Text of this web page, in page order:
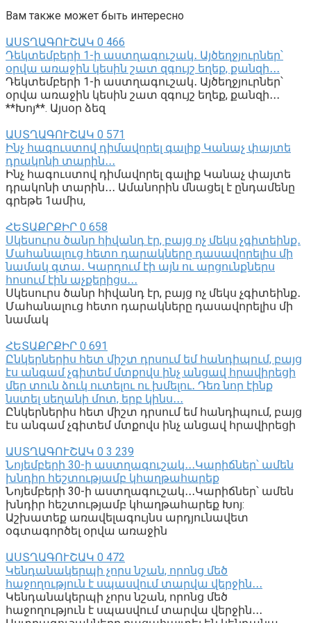
Вам также может быть интересно
ԱՍՏՂԱԳՈՒՇԱԿ 0 466
Դեկտեմբերի 1-ի աստղագուշակ․ Այծեղջյուրներ՝
օրվա առաջին կեսին շատ զգույշ եղեք, քանզի․․․
Դեկտեմբերի 1-ի աստղագուշակ․ Այծեղջյուրներ՝
օրվա առաջին կեսին շատ զգույշ եղեք, քանզի․․․
**Խոյ**. Այսօր ձեզ
ԱՍՏՂԱԳՈՒՇԱԿ 0 571
Ինչ հագուստով դիմավորել գալիք Կանաչ փայտե
դրակոնի տարին․․․
Ինչ հագուստով դիմավորել գալիք Կանաչ փայտե
դրակոնի տարին․․․ Ամանորին մնացել է ընդամենը
գրեթե 1ամիս,
ՀԵՏԱՔՐՔԻՐ 0 658
Սկեսուրս ծանր հիվանդ էր, բայց ոչ մեկս չգիտեինք․
Մահանալուց հետո դարակները դասավորելիս մի
նամակ գտա․ Կարդում էի այն ու արցունքներս
հոսում էին աչքերիցս․․․
Սկեսուրս ծանր հիվանդ էր, բայց ոչ մեկս չգիտեինք․
Մահանալուց հետո դարակները դասավորելիս մի
նամակ
ՀԵՏԱՔՐՔԻՐ 0 691
Ընկերներիս հետ միշտ դրսում եմ հանդիպում, բայց
էս անգամ չգիտեմ մտքովս ինչ անցավ հրավիրեցի
մեր տուն ձուկ ուտելու ու խմելու․ Դեռ նոր էինք
նստել սեղանի մոտ, երբ կինս․․․
Ընկերներիս հետ միշտ դրսում եմ հանդիպում, բայց
էս անգամ չգիտեմ մտքովս ինչ անցավ հրավիրեցի
ԱՍՏՂԱԳՈՒՇԱԿ 0 3 239
Նոյեմբերի 30-ի աստղագուշակ․․․Կարիճներ՝ ամեն
խնդիր հեշտությամբ կհաղթահարեք
Նոյեմբերի 30-ի աստղագուշակ․․․Կարիճներ՝ ամեն
խնդիր հեշտությամբ կհաղթահարեք Խոյ:
Աշխատեք առավելագույնս արդյունավետ
օգտագործել օրվա առաջին
ԱՍՏՂԱԳՈՒՇԱԿ 0 472
Կենդանակերպի չորս նշան, որոնց մեծ
հաջողություն է սպասվում տարվա վերջին․․․
Կենդանակերպի չորս նշան, որոնց մեծ
հաջողություն է սպասվում տարվա վերջին․․․